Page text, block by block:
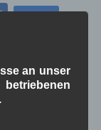
Corona
,G7 ,
an unser